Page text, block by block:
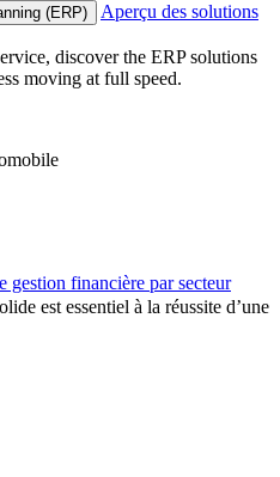
(ERP)
Aperçu des solutions
discover the ERP solutions
moving at full speed.
gestion financière par secteur
est essentiel à la réussite d’une